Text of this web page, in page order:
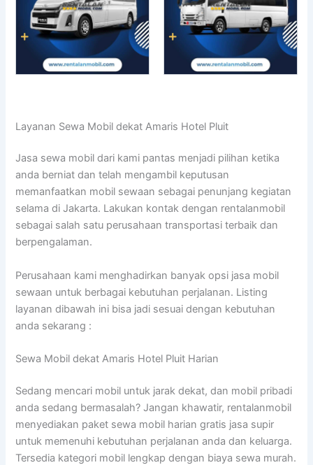
Layanan Sewa Mobil dekat Amaris Hotel Pluit
Jasa sewa mobil dari kami pantas menjadi pilihan ketika
anda berniat dan telah mengambil keputusan
memanfaatkan mobil sewaan sebagai penunjang kegiatan
selama di Jakarta. Lakukan kontak dengan rentalanmobil
sebagai salah satu perusahaan transportasi terbaik dan
berpengalaman.
Perusahaan kami menghadirkan banyak opsi jasa mobil
sewaan untuk berbagai kebutuhan perjalanan. Listing
layanan dibawah ini bisa jadi sesuai dengan kebutuhan
anda sekarang :
Sewa Mobil dekat Amaris Hotel Pluit Harian
Sedang mencari mobil untuk jarak dekat, dan mobil pribadi
anda sedang bermasalah? Jangan khawatir, rentalanmobil
menyediakan paket sewa mobil harian gratis jasa supir
untuk memenuhi kebutuhan perjalanan anda dan keluarga.
Tersedia kategori mobil lengkap dengan biaya sewa murah.